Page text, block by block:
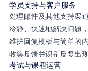
学员支持与客户服务
处理邮件及其他支持渠
冷静、快速地解决问题
维护回复模板与简单的
收集反馈并识别反复出
考试与课程运营